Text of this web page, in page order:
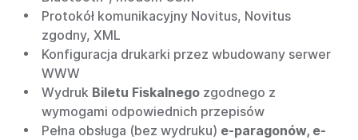
Protokół komunikacyjny Novitus, Novitus
zgodny, XML
Konfiguracja drukarki przez wbudowany serwer
WWW
Wydruk Biletu Fiskalnego zgodnego z
wymogami odpowiednich przepisów
Pełna obsługa (bez wydruku) e-paragonów, e-